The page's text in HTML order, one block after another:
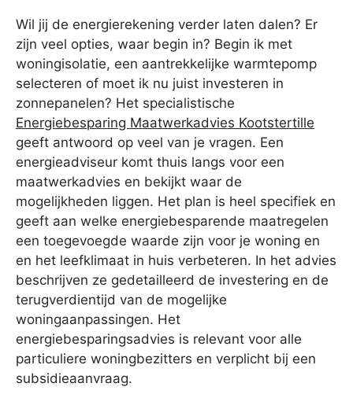
Wil jij de energierekening verder laten dalen? Er
zijn veel opties, waar begin in? Begin ik met
woningisolatie, een aantrekkelijke warmtepomp
selecteren of moet ik nu juist investeren in
zonnepanelen? Het specialistische
Energiebesparing Maatwerkadvies Kootstertille
geeft antwoord op veel van je vragen. Een
energieadviseur komt thuis langs voor een
maatwerkadvies en bekijkt waar de
mogelijkheden liggen. Het plan is heel specifiek en
geeft aan welke energiebesparende maatregelen
een toegevoegde waarde zijn voor je woning en
en het leefklimaat in huis verbeteren. In het advies
beschrijven ze gedetailleerd de investering en de
terugverdientijd van de mogelijke
woningaanpassingen. Het
energiebesparingsadvies is relevant voor alle
particuliere woningbezitters en verplicht bij een
subsidieaanvraag.